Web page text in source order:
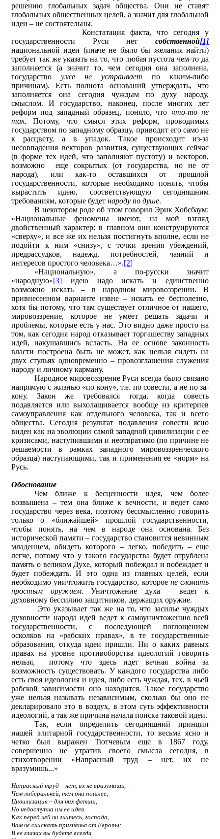
решению глобальных задач общества. Они не ставят
глобальных общественных целей, а значит для глобальной
идеи – не состоятельны.
Констатация факта, что сегодня у
государственности Руси нет собственной[1]
национальной идеи (иначе не было бы желания найти)
требует так же указать на то, что любая пустота чем-то да
заполняется (а значит то, чем сегодня она заполнена,
государство уже не устраивает по каким-либо
причинам). Есть полнота оснований утверждать, что
заполняется она сегодня чуждым по духу народу,
смыслом. И государство, наконец, после многих лет
реформ под западный образец, поняло, что что-то не
так. Потому, что смысл этих реформ, проводимых
государством по западному образцу, приводит его само не
к расцвету, а в упадок. Такое происходит из-за
несовпадения векторов развития, существующих сейчас
(в форме тех идей, что заполняют пустоту) и векторов,
возможно еще сокрытых (от государства, но не от
народа), или как-то оставшихся от прошлой
государственности, которые необходимо понять, чтобы
вырастить идею, соответствующую сегодняшним
требованиям, которые будет народу по душе.
В некотором роде об этом говорил Эрик Хобсбаум:
«Национальные феномены имеют, на мой взгляд
двойственный характер: в главном они конструируются
«сверху», и все же их нельзя постигнуть вполне, если не
подойти к ним «снизу», с точки зрения убеждений,
предрассудков, надежд, потребностей, чаяний и
интересов простого человека…».[2]
«Национальную», а по-русски значит
«народную»[3] идею надо искать и единственно
возможно искать – в народном мировоззрении. В
привнесенном варианте извне – искать ее бесполезно,
хотя бы потому, что там существует отличное от нашего,
мировоззрение, которое не умеет решать задачи и
проблемы, которые есть у нас. Это видно даже просто на
том, как сегодня народ отказывает торгашеству западных
идей, накушавшись всласть. На ее основе законность
власти построена быть не может, как нельзя сидеть на
двух стульях одновременно – провозглашения служения
народу и личному карману.
Народное мировоззрение Руси всегда было связано
напрямую с жизнью «по кону», т.е. по совести, а не по за-
кону. Закон же требовался тогда, когда совесть
подавляется или выхолащивается вообще из критериев
самоуправления как отдельного человека, так и всего
общества. Сегодня результат подавления совести ясно
виден как на эволюции самой западной цивилизации с ее
кризисами, наступившими и неотвратимо (по причине не
решаемости в рамках западного мировоззренческого
образца) наступающими, так и применения ее «норм» на
Русь.
Обоснование
Чем ближе к бесценности идея, чем более
возвышена – тем она ближе к вечности, и ведет само
государство через века, поэтому бессмысленно говорить
только о «ближайшей» прошлой государственности,
чтобы понять, на чем в народе она основана. Без
исторической памяти – государство становится невинным
младенцем, обидеть которого – легко, победить – еще
легче, потому что у такого государства будет отрублена
память о великом Духе, который побеждал и побеждает и
будет побеждать. И это одна из главных целей, если
необходимо уничтожить государство, которое не сломить
простым оружием. Уничтожение духа – ведет к
духовному бессилию защитников, держащих оружие.
Это указывает так же на то, что засилье чуждых
духовности народа идей ведет к самоуничтожению всей
государственности, с последующей поглощением
осколков на «рабских правах», в те государственные
образования, откуда идеи пришли. Ни о каких равных
правах на уровне противоборства идеологий говорить
нельзя, потому что здесь идет вечная война за
возможность существовать. У каждого государства либо
есть своя идеология и идея, либо есть чуждая, тех, в чьей
рабской зависимости оно находится. Такое государство
уже нельзя называть независимым, сколько бы оно не
декларировало это в воздух, в этом суть эффективности
идеологий, а так же причина начала поиска таковой идеи.
Так, если определить сегодняшний принцип
нашей элитарной государственности, то весьма ясно и
четко был выражен Тютчевым еще в 1867 году,
совершенно не утратив своего смысла сегодня, в
стихотворении «Напрасный труд – нет, их не
вразумишь...»
Напрасный труд – нет, их не вразумишь, –
Чем либеральней, тем они пошлее,
Цивилизация – для них фетиш,
Но недоступна им ее идея.
Как перед ней ни гнитесь, господа,
Вам не снискать признанья от Европы:
В ее глазах вы будете всегда